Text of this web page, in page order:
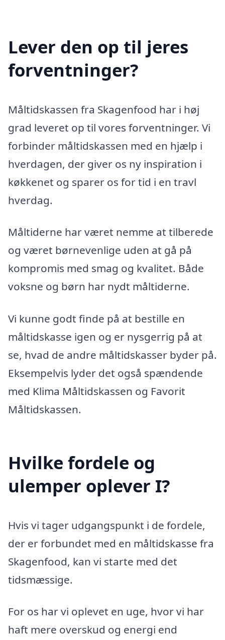
Lever den op til jeres
forventninger?
Måltidskassen fra Skagenfood har i høj
grad leveret op til vores forventninger. Vi
forbinder måltidskassen med en hjælp i
hverdagen, der giver os ny inspiration i
køkkenet og sparer os for tid i en travl
hverdag.
Måltiderne har været nemme at tilberede
og været børnevenlige uden at gå på
kompromis med smag og kvalitet. Både
voksne og børn har nydt måltiderne.
Vi kunne godt finde på at bestille en
måltidskasse igen og er nysgerrig på at
se, hvad de andre måltidskasser byder på.
Eksempelvis lyder det også spændende
med Klima Måltidskassen og Favorit
Måltidskassen.
Hvilke fordele og
ulemper oplever I?
Hvis vi tager udgangspunkt i de fordele,
der er forbundet med en måltidskasse fra
Skagenfood, kan vi starte med det
tidsmæssige.
For os har vi oplevet en uge, hvor vi har
haft mere overskud og energi end